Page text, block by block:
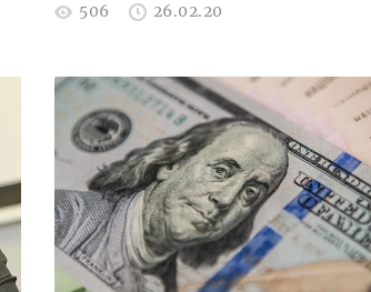
506 26.02.20